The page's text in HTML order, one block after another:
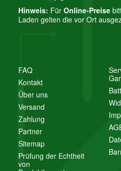
FAQ
Kontakt
Über uns
Versand
Zahlung
Partner
Sitemap
Prüfung der Echtheit
von
Hinweis: Für Online-Preise
Laden gelten die vor Ort